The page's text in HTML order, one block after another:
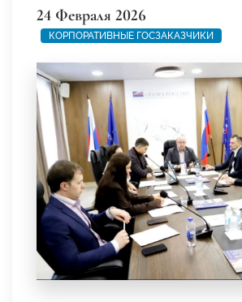
24 Февраля 2026
КОРПОРАТИВНЫЕ ГОСЗАКАЗЧИКИ